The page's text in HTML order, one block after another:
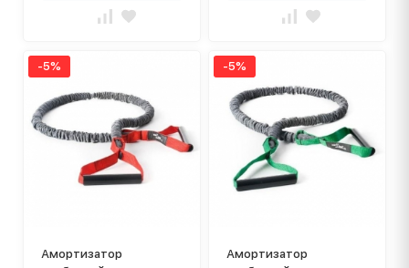
-5%
Амортизатор
-5%
Амортизатор